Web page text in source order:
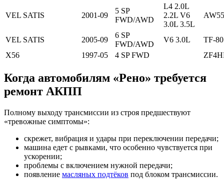
VEL SATIS 2001-09
5 SP
FWD/AWD
L4 2.0L
2.2L V6
3.0L 3.5L
VEL SATIS 2005-09
6 SP
FWD/AWD
V6 3.0L
TF-
X56
1997-05 4 SP FWD
Когда автомобилям «Рено» требуется
ремонт АКПП
Полному выходу трансмиссии из строя предшествуют
«тревожные симптомы»:
скрежет, вибрация и удары при переключении передачи;
машина едет с рывками, что особенно чувствуется при
ускорении;
проблемы с включением нужной передачи;
появление масляных подтёков под блоком трансмиссии.